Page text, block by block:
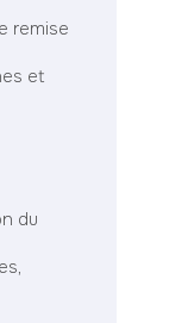
remise
et
du